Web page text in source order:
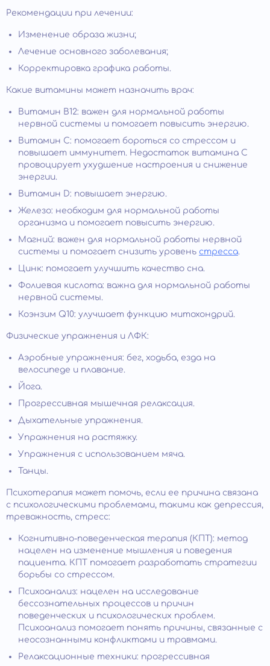
Рекомендации при лечении:
Изменение образа жизни;
Лечение основного заболевания;
Корректировка графика работы.
Какие витамины может назначить врач:
Витамин В12: важен для нормальной работы
нервной системы и помогает повысить энергию.
Витамин С: помогает бороться со стрессом и
повышает иммунитет. Недостаток витамина С
провоцирует ухудшение настроения и снижение
энергии.
Витамин D: повышает энергию.
Железо: необходим для нормальной работы
организма и помогает повысить энергию.
Магний: важен для нормальной работы нервной
системы и помогает снизить уровень стресса.
Цинк: помогает улучшить качество сна.
Фолиевая кислота: важна для нормальной работы
нервной системы.
Коэнзим Q10: улучшает функцию митохондрий.
Физические упражнения и ЛФК:
Аэробные упражнения: бег, ходьба, езда на
велосипеде и плавание.
Йога.
Прогрессивная мышечная релаксация.
Дыхательные упражнения.
Упражнения на растяжку.
Упражнения с использованием мяча.
Танцы.
Психотерапия может помочь, если ее причина связана
с психологическими проблемами, такими как депрессия,
тревожность, стресс:
Когнитивно-поведенческая терапия (КПТ): метод
нацелен на изменение мышления и поведения
пациента. КПТ помогает разработать стратегии
борьбы со стрессом.
Психоанализ: нацелен на исследование
бессознательных процессов и причин
поведенческих и психологических проблем.
Психоанализ помогает понять причины, связанные с
неосознанными конфликтами и травмами.
Релаксационные техники: прогрессивная